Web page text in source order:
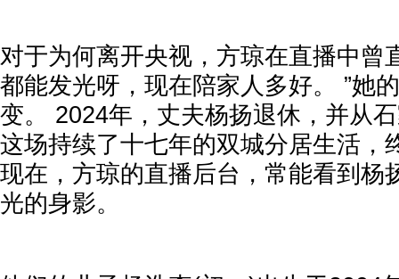
对于为何离开央视，方琼在直播中曾
都能发光呀，现在陪家人多好。 ”她
变。 2024年，丈夫杨扬退休，并从
这场持续了十七年的双城分居生活，
现在，方琼的直播后台，常能看到杨
光的身影。